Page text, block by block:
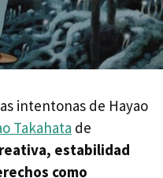
intentonas de Hayao
Takahata de
estabilidad
como